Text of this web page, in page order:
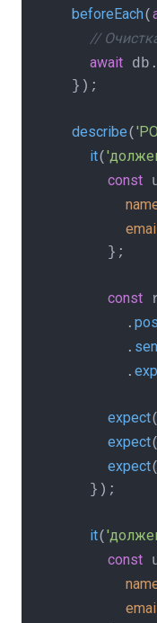
beforeEach(
//
await db.
  });
describe(
it(
const
      };
const
        .
        .
        .
expect
expect
expect
    });
it(
const